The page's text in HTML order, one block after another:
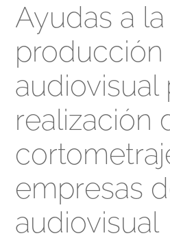
Ayudas a la
producción
audiovisual
realización
empresas
audiovisual